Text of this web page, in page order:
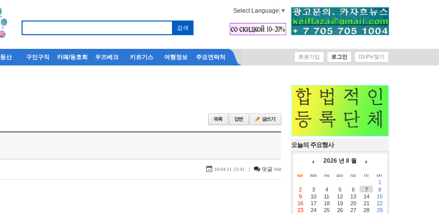
Select Language ▼
산 구인구직 카페/동호회 우즈베크 키르기스 여행정보 주요연락처 회원가입 로그인 ID/PW찾기
18-04-11 23:41 | 댓글 948
오늘의 주요행사
2026 년 8 월
1
2
3 4 5 6 7
8
9
10 11 12 13 14
15
16
17 18 19 20 21
22
23
24 25 26 27 28
29